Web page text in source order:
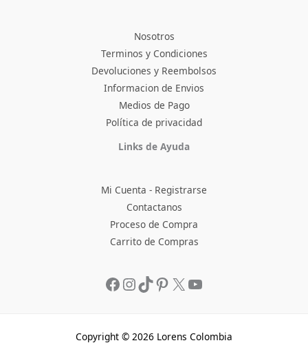
Nosotros
Terminos y Condiciones
Devoluciones y Reembolsos
Informacion de Envios
Medios de Pago
Política de privacidad
Links de Ayuda
Mi Cuenta - Registrarse
Contactanos
Proceso de Compra
Carrito de Compras
Facebook
Instagram
TikTokPinterest
Copyright © 2026 Lorens Colombia